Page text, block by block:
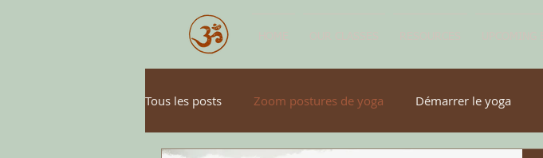
Tous les posts Zoom postures de yoga Démarrer le yoga